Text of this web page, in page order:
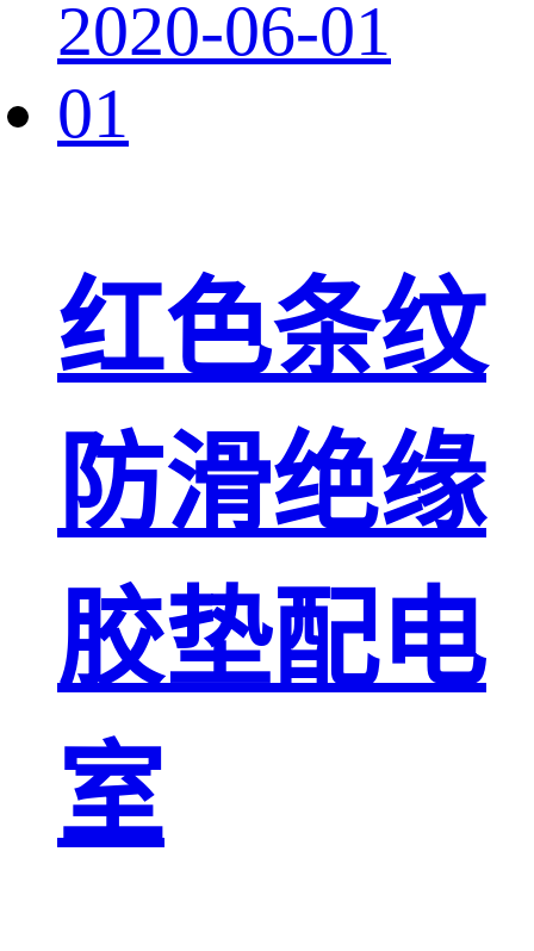
2020-06-01
01
红色条纹
防滑绝缘
胶垫配电
室